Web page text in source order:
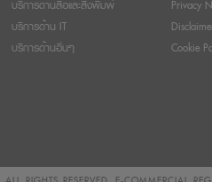
บริการด้านสื่อและสิ่งพิมพ์
บริการด้าน IT
บริการด้านอื่นๆ
Privacy
Cookie